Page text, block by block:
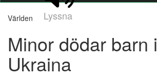
Lyssna
Världen
Minor dödar barn i
Ukraina